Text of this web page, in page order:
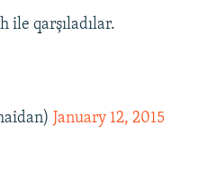
ile qarşıladılar.
January 12, 2015